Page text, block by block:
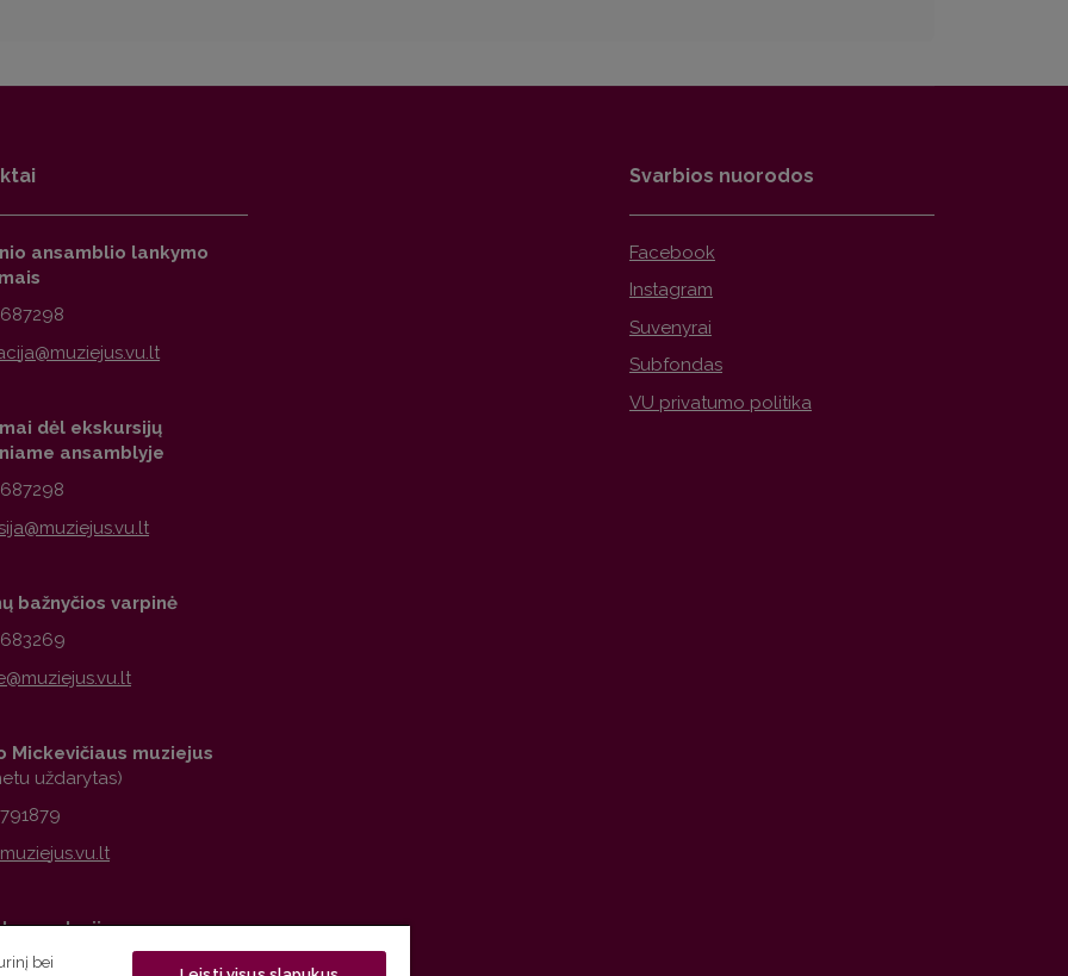
ansamblio lankymo
dėl ekskursijų
ansamblyje
bažnyčios varpinė
Mickevičiaus muziejus
uždarytas)
Svarbios nuorodos
Facebook
Instagram
Suvenyrai
Subfondas
VU privatumo politika
bei